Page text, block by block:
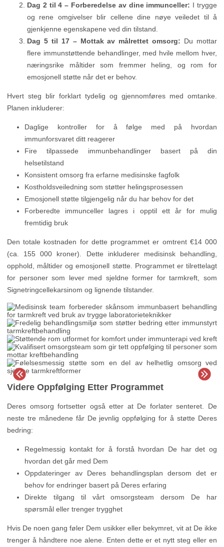
Dag 2 til 4 – Forberedelse av dine immunceller: I trygge
og rene omgivelser blir cellene dine nøye veiledet til å
gjenkjenne egenskapene ved din tilstand.
Dag 5 til 17 – Mottak av målrettet omsorg: Du mottar
flere immunstøttende behandlinger, med hvile mellom hver,
næringsrike måltider som fremmer heling, og rom for
emosjonell støtte når det er behov.
Hvert steg blir forklart tydelig og gjennomføres med omtanke.
Planen inkluderer:
Daglige kontroller for å følge med på hvordan
immunforsvaret ditt reagerer
Fire tilpassede immunbehandlinger basert på din
helsetilstand
Konsistent omsorg fra erfarne medisinske fagfolk
Kostholdsveiledning som støtter helingsprosessen
Emosjonell støtte tilgjengelig når du har behov for det
Forberedte immunceller lagres i opptil ett år for mulig
fremtidig bruk
Den totale kostnaden for dette programmet er omtrent €14 000
(ca. 155 000 kroner). Dette inkluderer medisinsk behandling,
opphold, måltider og emosjonell støtte. Programmet er tilrettelagt
for personer som lever med sjeldne former for tarmkreft, som
Signetringcellekarsinom og lignende tilstander.
Videre Oppfølging Etter Programmet
Deres omsorg fortsetter også etter at De forlater senteret. De
neste tre månedene får De jevnlig oppfølging for å støtte Deres
bedring:
Regelmessig kontakt for å forstå hvordan De har det og
hvordan det går med Dem
Oppdateringer av Deres behandlingsplan dersom det er
behov for endringer basert på Deres erfaring
Direkte tilgang til vårt omsorgsteam dersom De har
spørsmål eller trenger trygghet
Hvis De noen gang føler Dem usikker eller bekymret, vit at De ikke
trenger å håndtere noe alene. Enten dette er et nytt steg eller en